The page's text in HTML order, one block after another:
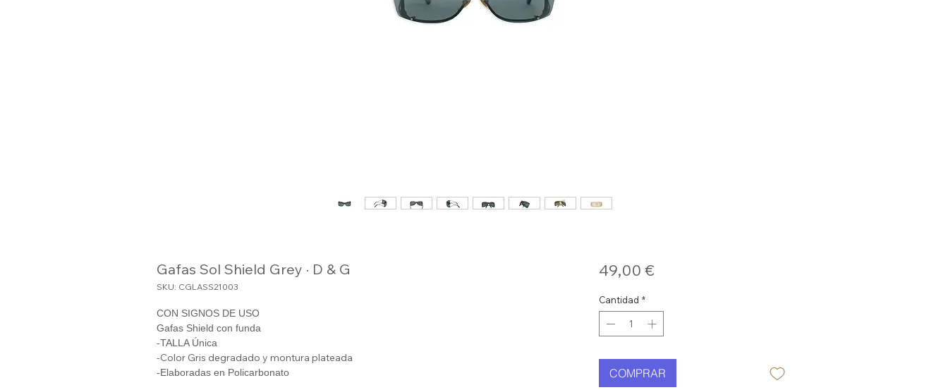
Gafas Sol Shield Grey · D & G
SKU: CGLASS21003
CON SIGNOS DE USO
Gafas Shield con funda
-TALLA Única
-Color Gris degradado y montura plateada
-Elaboradas en Policarbonato
49,00 €Precio
Cantidad *
COMPRAR